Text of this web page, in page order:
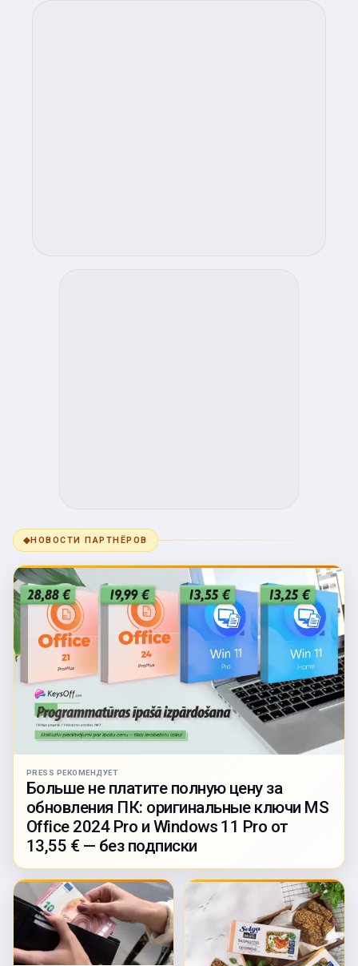
◆НОВОСТИ ПАРТНЁРОВ
PRESS РЕКОМЕНДУЕТ
Больше не платите полную цену за
обновления ПК: оригинальные ключи MS
Office 2024 Pro и Windows 11 Pro от
13,55 € — без подписки